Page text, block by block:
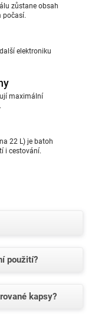
zůstane obsah
počasí.
elektroniku
maximální
22 L) je batoh
i cestování.
použití?
kapsy?